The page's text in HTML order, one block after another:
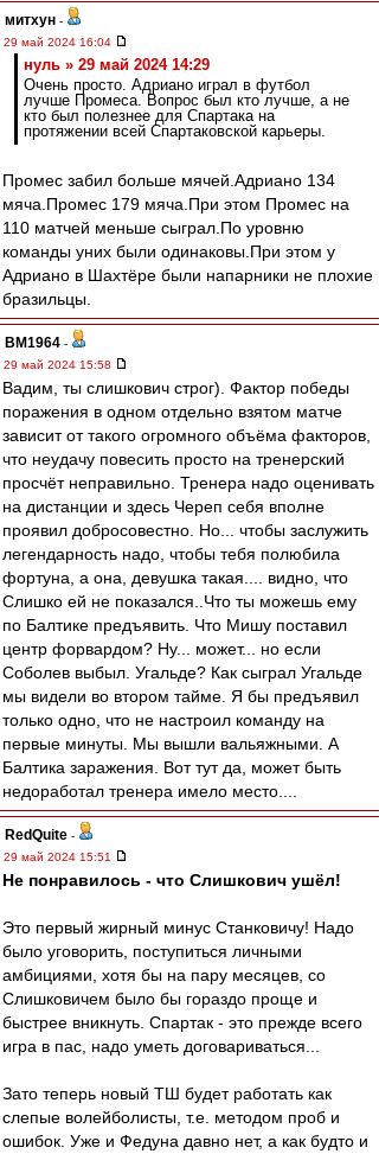
митхун -
29 май 2024 16:04
нуль » 29 май 2024 14:29
Очень просто. Адриано играл в футбол
лучше Промеса. Вопрос был кто лучше, а не
кто был полезнее для Спартака на
протяжении всей Спартаковской карьеры.
Промес забил больше мячей.Адриано 134
мяча.Промес 179 мяча.При этом Промес на
110 матчей меньше сыграл.По уровню
команды уних были одинаковы.При этом у
Адриано в Шахтёре были напарники не плохие
бразильцы.
BM1964 -
29 май 2024 15:58
Вадим, ты слишкович строг). Фактор победы
поражения в одном отдельно взятом матче
зависит от такого огромного объёма факторов,
что неудачу повесить просто на тренерский
просчёт неправильно. Тренера надо оценивать
на дистанции и здесь Череп себя вполне
проявил добросовестно. Но... чтобы заслужить
легендарность надо, чтобы тебя полюбила
фортуна, а она, девушка такая.... видно, что
Слишко ей не показался..Что ты можешь ему
по Балтике предъявить. Что Мишу поставил
центр форвардом? Ну... может... но если
Соболев выбыл. Угальде? Как сыграл Угальде
мы видели во втором тайме. Я бы предъявил
только одно, что не настроил команду на
первые минуты. Мы вышли вальяжными. А
Балтика заражения. Вот тут да, может быть
недоработал тренера имело место....
RedQuite -
29 май 2024 15:51
Не понравилось - что Слишкович ушёл!
Это первый жирный минус Станковичу! Надо
было уговорить, поступиться личными
амбициями, хотя бы на пару месяцев, со
Слишковичем было бы гораздо проще и
быстрее вникнуть. Спартак - это прежде всего
игра в пас, надо уметь договариваться...
Зато теперь новый ТШ будет работать как
слепые волейболисты, т.е. методом проб и
ошибок. Уже и Федуна давно нет, а как будто и